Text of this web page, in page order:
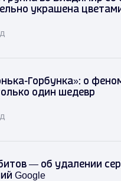
украшена
Горбунка»: о
один шедевр
— об удалении
Google